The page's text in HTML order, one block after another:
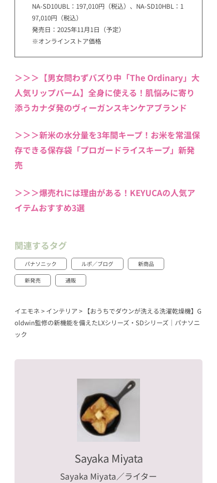
NA-SD10UBL：197,010円（税込）、NA-SD10HBL：1
97,010円（税込）
発売日：2025年11月1日（予定）
※オンラインストア価格
＞＞＞【男女問わずバズり中「The Ordinary」大
人気リップバーム】全身に使える！肌悩みに寄り
添うカナダ発のヴィーガンスキンケアブランド
＞＞＞新米の水分量を3年間キープ！お米を常温保
存できる保存袋「プロガードライスキープ」新発
売
＞＞＞爆売れには理由がある！KEYUCAの人気ア
イテムおすすめ3選
関連するタグ
パナソニック ルポ／ブログ 新商品
新発売 通販
イエモネ > インテリア > 【おうちでダウンが洗える洗濯乾燥機】G
oldwin監修の新機能を備えたLXシリーズ・SDシリーズ｜パナソニ
ック
Sayaka Miyata
Sayaka Miyata／ライター